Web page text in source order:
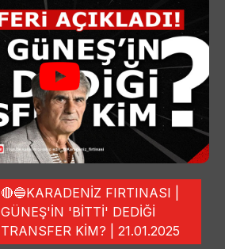
🔴🔵KARADENİZ FIRTINASI |
GÜNEŞ'İN 'BİTTİ' DEDİĞİ
TRANSFER KİM? | 21.01.2025